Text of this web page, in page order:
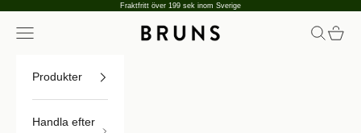
Fraktfritt över 199 sek inom Sverige
BRUNS
Öppna navigeringsmenyn Öppna
Produkter
Handla efter